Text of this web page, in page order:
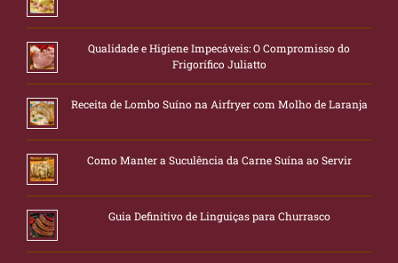
Qualidade e Higiene Impecáveis: O Compromisso do
Frigorífico Juliatto
Receita de Lombo Suíno na Airfryer com Molho de Laranja
Como Manter a Suculência da Carne Suína ao Servir
Guia Definitivo de Linguiças para Churrasco